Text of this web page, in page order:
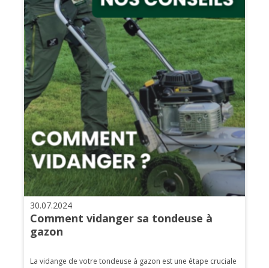
30.07.2024
Comment vidanger sa tondeuse à
gazon
La vidange de votre tondeuse à gazon est une étape cruciale